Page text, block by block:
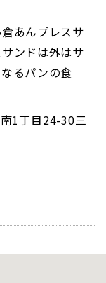
あんプレスサ
ンドは外はサ
るパンの食
1丁目24-30三